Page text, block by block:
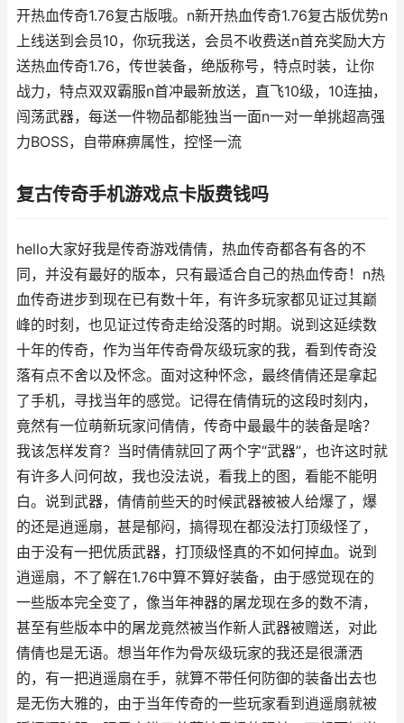
开热血传奇1.76复古版哦。n新开热血传奇1.76复古版优势n
上线送到会员10，你玩我送，会员不收费送n首充奖励大方
送热血传奇1.76，传世装备，绝版称号，特点时装，让你
战力，特点双双霸服n首冲最新放送，直飞10级，10连抽，
闯荡武器，每送一件物品都能独当一面n一对一单挑超高强
力BOSS，自带麻痹属性，控怪一流
复古传奇手机游戏点卡版费钱吗
hello大家好我是传奇游戏倩倩，热血传奇都各有各的不
同，并没有最好的版本，只有最适合自己的热血传奇！n热
血传奇进步到现在已有数十年，有许多玩家都见证过其巅
峰的时刻，也见证过传奇走给没落的时期。说到这延续数
十年的传奇，作为当年传奇骨灰级玩家的我，看到传奇没
落有点不舍以及怀念。面对这种怀念，最终倩倩还是拿起
了手机，寻找当年的感觉。记得在倩倩玩的这段时刻内，
竟然有一位萌新玩家问倩倩，传奇中最最牛的装备是啥？
我该怎样发育？当时倩倩就回了两个字“武器”，也许这时就
有许多人问何故，我也没法说，看我上的图，看能不能明
白。说到武器，倩倩前些天的时候武器被被人给爆了，爆
的还是逍遥扇，甚是郁闷，搞得现在都没法打顶级怪了，
由于没有一把优质武器，打顶级怪真的不如何掉血。说到
逍遥扇，不了解在1.76中算不算好装备，由于感觉现在的
一些版本完全变了，像当年神器的屠龙现在多的数不清，
甚至有些版本中的屠龙竟然被当作新人武器被赠送，对此
倩倩也是无语。想当年作为骨灰级玩家的我还是很潇洒
的，有一把逍遥扇在手，就算不带任何防御的装备出去也
是无伤大雅的，由于当年传奇的一些玩家看到逍遥扇就被